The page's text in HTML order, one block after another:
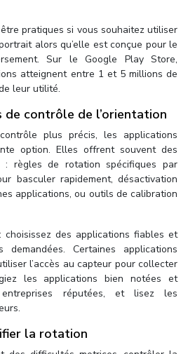
pratiques si vous souhaitez utiliser
alors qu’elle est conçue pour le
Sur le Google Play Store,
atteignent entre 1 et 5 millions de
leur utilité.
contrôle de l’orientation
plus précis, les applications
option. Elles offrent souvent des
: règles de rotation spécifiques par
basculer rapidement, désactivation
applications, ou outils de calibration
des applications fiables et
Certaines applications
l’accès au capteur pour collecter
les applications bien notées et
réputées, et lisez les
la rotation